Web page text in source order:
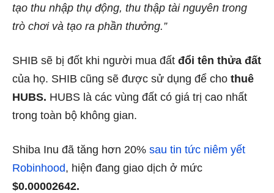
tạo thu nhập thụ động, thu thập tài nguyên trong
trò chơi và tạo ra phần thưởng.”
SHIB sẽ bị đốt khi người mua đất đổi tên thửa đất
của họ. SHIB cũng sẽ được sử dụng để cho thuê
HUBS. HUBS là các vùng đất có giá trị cao nhất
trong toàn bộ không gian.
Shiba Inu đã tăng hơn 20% sau tin tức niêm yết
Robinhood, hiện đang giao dịch ở mức
$0.00002642.